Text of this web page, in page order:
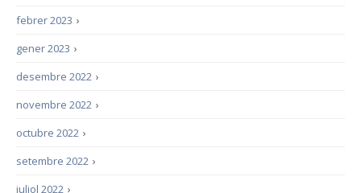
›
febrer 2023
›
gener 2023
›
desembre 2022
›
novembre 2022
›
octubre 2022
›
setembre 2022
›
juliol 2022